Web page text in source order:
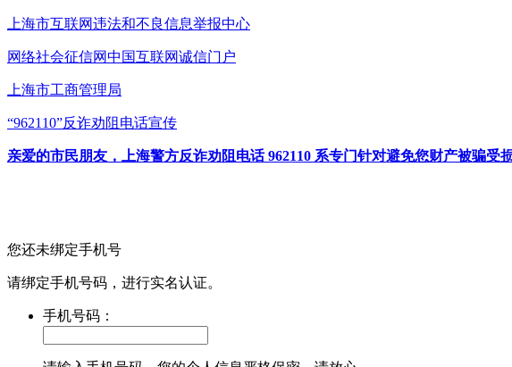
上海市互联网违法和不良信息举报中心
网络社会征信网中国互联网诚信门户
上海市工商管理局
“962110”反诈劝阻电话宣传
亲爱的市民朋友，上海警方反诈劝阻电话 962110 系专门针对避免您财产被骗受
您还未绑定手机号
请绑定手机号码，进行实名认证。
手机号码：